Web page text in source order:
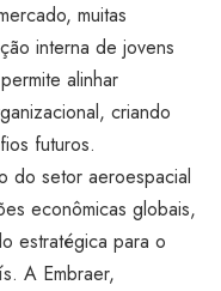
muitas
interna de jovens
alinhar
criando
futuros.
do setor aeroespacial
econômicas globais,
estratégica para o
A Embraer,